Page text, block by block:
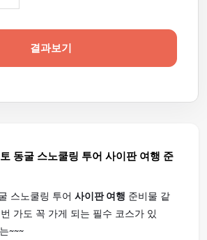
결과보기
동굴 스노쿨링 투어 사이판 여행 준
스노쿨링 투어 사이판 여행 준비물 같
가도 꼭 가게 되는 필수 코스가 있
~~~